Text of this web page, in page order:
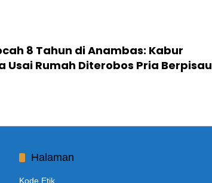
8 Tahun di Anambas: Kabur
Usai Rumah Diterobos Pria Berpisau
Halaman
Kode Etik